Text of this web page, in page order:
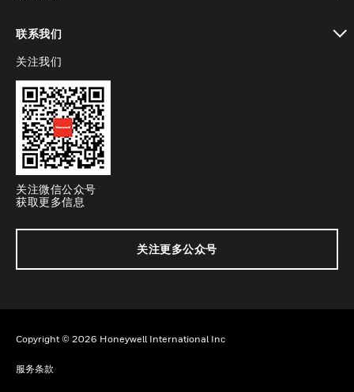
联系我们
toggle view
关注我们
关注微信公众号
获取更多信息
关注更多公众号
Copyright © 2026 Honeywell International Inc
服务条款